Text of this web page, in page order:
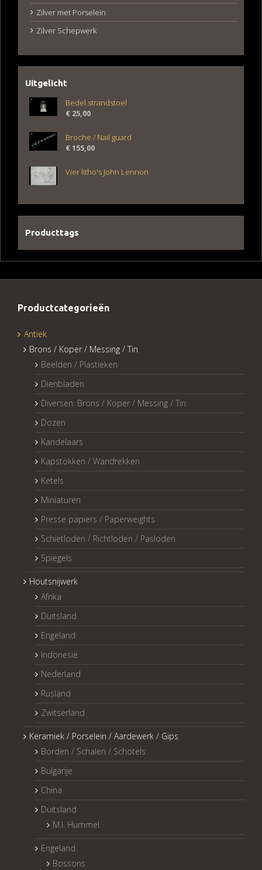
Zilver met Porselein
Zilver Schepwerk
Uitgelicht
Bedel strandstoel
€ 25,00
Broche / Nail guard
€155,00
Vier litho's John Lennon
Producttags
Productcategorieën
Antiek
Brons / Koper / Messing / Tin
Beelden / Plastieken
Dienbladen
Diversen: Brons / Koper / Messing / Tin
Dozen
Kandelaars
Kapstokken / Wandrekken
Ketels
Miniaturen
Presse papiers / Paperweights
Schietloden / Richtloden / Pasloden
Spiegels
Houtsnijwerk
Afrika
Duitsland
Engeland
Indonesië
Nederland
Rusland
Zwitserland
Keramiek / Porselein / Aardewerk / Gips
Borden / Schalen / Schotels
Bulgarije
China
Duitsland
M.I. Hummel
Engeland
Bossons